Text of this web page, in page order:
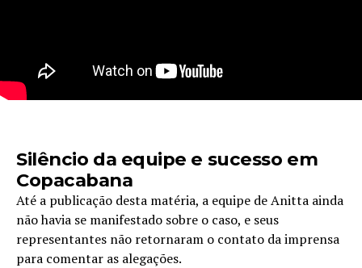
Silêncio da equipe e sucesso em
Copacabana
Até a publicação desta matéria, a equipe de Anitta ainda
não havia se manifestado sobre o caso, e seus
representantes não retornaram o contato da imprensa
para comentar as alegações.